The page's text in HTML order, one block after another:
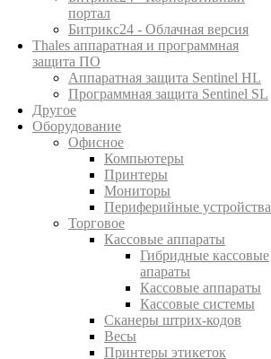
портал
Битрикс24 - Облачная версия
Thales аппаратная и программная
защита ПО
Аппаратная защита Sentinel HL
Программная защита Sentinel SL
Другое
Оборудование
Офисное
Компьютеры
Принтеры
Мониторы
Периферийные устройства
Торговое
Кассовые аппараты
Гибридные кассовые
апараты
Кассовые аппараты
Кассовые системы
Сканеры штрих-кодов
Весы
Принтеры этикеток